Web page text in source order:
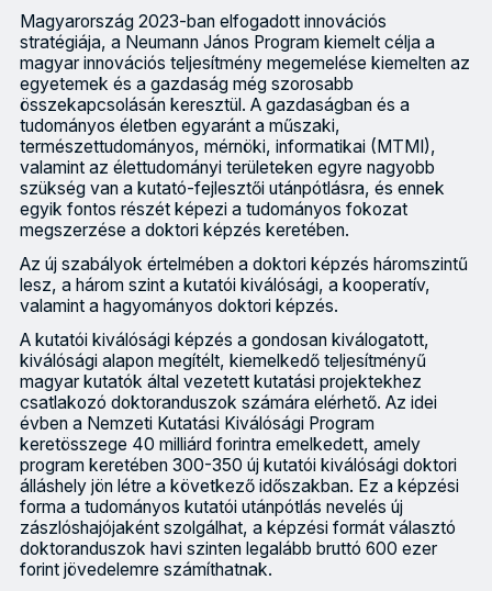
Magyarország 2023-ban elfogadott innovációs
stratégiája, a Neumann János Program kiemelt célja a
magyar innovációs teljesítmény megemelése kiemelten az
egyetemek és a gazdaság még szorosabb
összekapcsolásán keresztül. A gazdaságban és a
tudományos életben egyaránt a műszaki,
természettudományos, mérnöki, informatikai (MTMI),
valamint az élettudományi területeken egyre nagyobb
szükség van a kutató-fejlesztői utánpótlásra, és ennek
egyik fontos részét képezi a tudományos fokozat
megszerzése a doktori képzés keretében.
Az új szabályok értelmében a doktori képzés háromszintű
lesz, a három szint a kutatói kiválósági, a kooperatív,
valamint a hagyományos doktori képzés.
A kutatói kiválósági képzés a gondosan kiválogatott,
kiválósági alapon megítélt, kiemelkedő teljesítményű
magyar kutatók által vezetett kutatási projektekhez
csatlakozó doktoranduszok számára elérhető. Az idei
évben a Nemzeti Kutatási Kiválósági Program
keretösszege 40 milliárd forintra emelkedett, amely
program keretében 300-350 új kutatói kiválósági doktori
álláshely jön létre a következő időszakban. Ez a képzési
forma a tudományos kutatói utánpótlás nevelés új
zászlóshajójaként szolgálhat, a képzési formát választó
doktoranduszok havi szinten legalább bruttó 600 ezer
forint jövedelemre számíthatnak.